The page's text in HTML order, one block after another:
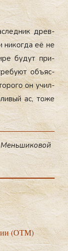
древ­
ни­ког­да её не
бу­дут при­
объ­яс­
он учил­
ас, то­же
Меньшиковой
(ОТМ)